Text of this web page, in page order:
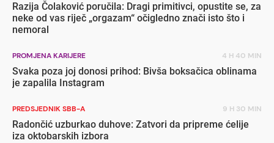
Razija Čolaković poručila: Dragi primitivci, opustite se, za
neke od vas riječ „orgazam“ očigledno znači isto što i
nemoral
PROMJENA KARIJERE 4 H 40 MIN
Svaka poza joj donosi prihod: Bivša boksačica oblinama
je zapalila Instagram
PREDSJEDNIK SBB-A 9 H 30 MIN
Radončić uzburkao duhove: Zatvori da pripreme ćelije
iza oktobarskih izbora